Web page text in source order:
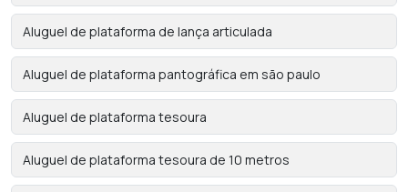
Aluguel de plataforma de lança articulada
Aluguel de plataforma pantográfica em são paulo
Aluguel de plataforma tesoura
Aluguel de plataforma tesoura de 10 metros